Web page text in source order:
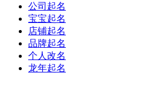
公司起名
宝宝起名
店铺起名
品牌起名
个人改名
龙年起名